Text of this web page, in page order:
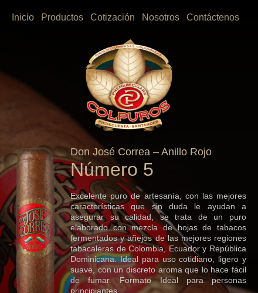
Inicio Productos Cotización Nosotros Contáctenos
Don José Correa – Anillo Rojo
Número 5
Excelente puro de artesanía, con las mejores
características que sin duda le ayudan a
asegurar su calidad, se trata de un puro
elaborado con mezcla de hojas de tabacos
fermentados y añejos de las mejores regiones
tabacaleras de Colombia, Ecuador y República
Dominicana. Ideal para uso cotidiano, ligero y
suave, con un discreto aroma que lo hace fácil
de fumar. Formato Ideal para personas
principiantes.